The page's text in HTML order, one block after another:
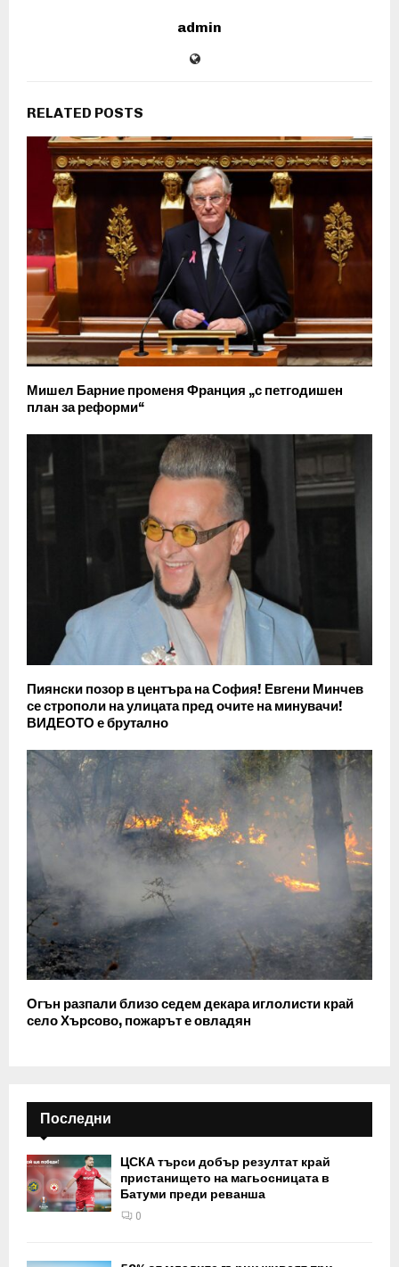
admin
RELATED POSTS
Мишел Барние променя Франция „с петгодишен
план за реформи“
Пиянски позор в центъра на София! Евгени Минчев
се строполи на улицата пред очите на минувачи!
ВИДЕОТО е брутално
Огън разпали близо седем декара иглолисти край
село Хърсово, пожарът е овладян
Последни
ЦСКА търси добър резултат край
пристанището на магьосницата в
Батуми преди реванша
0